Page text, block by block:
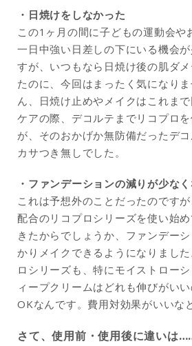
・日焼けをしなかった
この1ヶ月の間に子どもの運動会や
一日中強い日差しの下にいる機会
すが、いつもなら日焼け後の肌ダ
たのに、今回はまったく気になり
ん、日焼け止めやメイクはこれま
ケアの際、デコルテまでリコプロ
が、そのおかげか無防備だったデ
カサつき無しでした。
・ファンデーションの減りが少な
これは予想外のことだったのです
配合のリコプロシリーズを使い始
きたからでしょうか、ファンデー
かりメイクできるようになりまし
ロシリーズも、特にモイストロー
ィープクリームはどれも伸びがい
OKなんです。費用対効果がいいな
さて、使用前・使用後に違いは